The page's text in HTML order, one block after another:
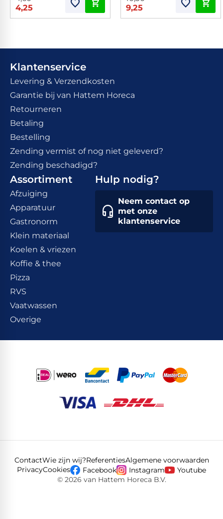
4,25 9,25
Klantenservice
Levering & Verzendkosten
Garantie bij van Hattem Horeca
Retourneren
Betaling
Bestelling
Zending vermist of nog niet geleverd?
Zending beschadigd?
Assortiment
Afzuiging
Apparatuur
Gastronorm
Klein materiaal
Koelen & vriezen
Koffie & thee
Pizza
RVS
Vaatwassen
Overige
Hulp nodig?
Neem contact op
met onze
klantenservice
ContactWie zijn wij?ReferentiesAlgemene voorwaarden
PrivacyCookies Facebook Instagram
Youtube
© 2026 van Hattem Horeca B.V.